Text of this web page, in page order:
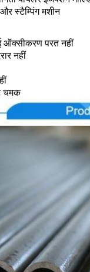
और स्टैम्पिंग मशीन
ऑक्सीकरण परत नहीं
नहीं
चमक